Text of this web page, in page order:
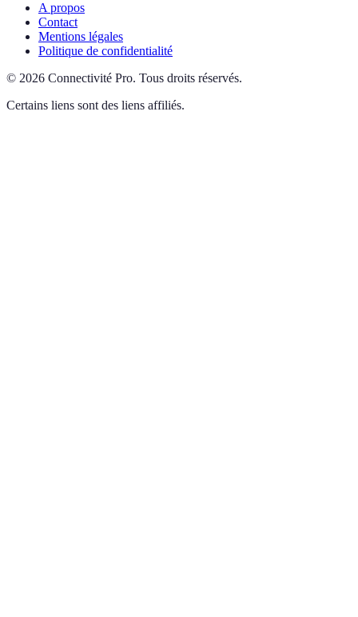
A propos
Contact
Mentions légales
Politique de confidentialité
© 2026 Connectivité Pro. Tous droits réservés.
Certains liens sont des liens affiliés.